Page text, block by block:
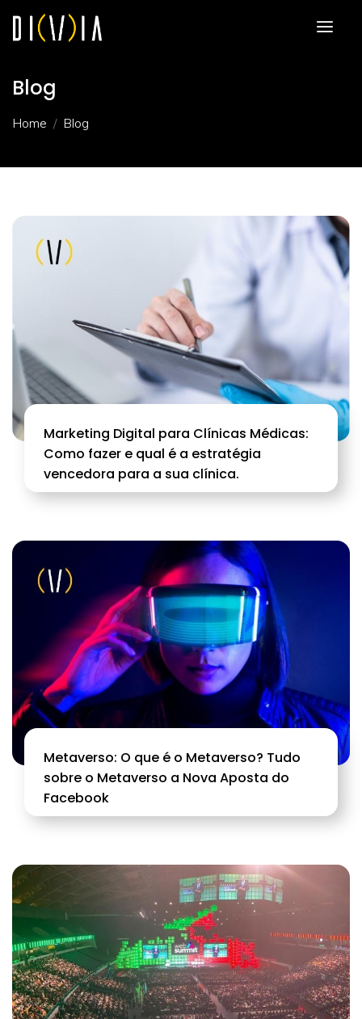
Blog
Home Blog
Marketing Digital para Clínicas Médicas:
Como fazer e qual é a estratégia
vencedora para a sua clínica.
Metaverso: O que é o Metaverso? Tudo
sobre o Metaverso a Nova Aposta do
Facebook